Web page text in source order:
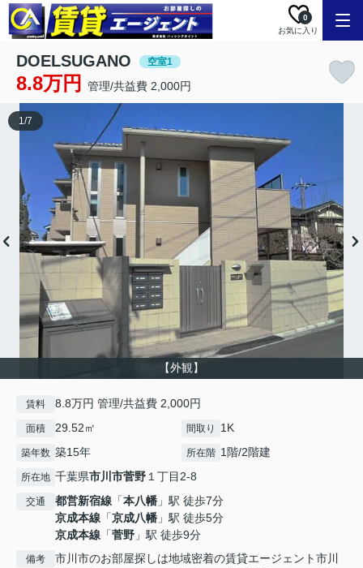
お気に入り
0
DOELSUGANO 空室1
8.8万円 管理/共益費 2,000円
【外観】
1/7
賃料 8.8万円 管理/共益費 2,000円
面積 29.52㎡ 間取り 1K
築年数 築15年 所在階 1階/2階建
所在地 千葉県市川市菅野１丁目2-8
交通 都営新宿線 「本八幡 」駅 徒歩7分
京成本線 「京成八幡 」駅 徒歩5分
京成本線 「菅野 」駅 徒歩9分
備考
市川市のお部屋探しは地域密着の賃貸エージェント市川